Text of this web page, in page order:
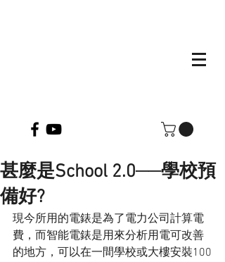
甚麼是School 2.0──學校預
備好?
現今所用的電錶是為了電力公司計算電
費，而智能電錶是用來分析用電可改善
的地方，可以在一間學校或大樓安裝100